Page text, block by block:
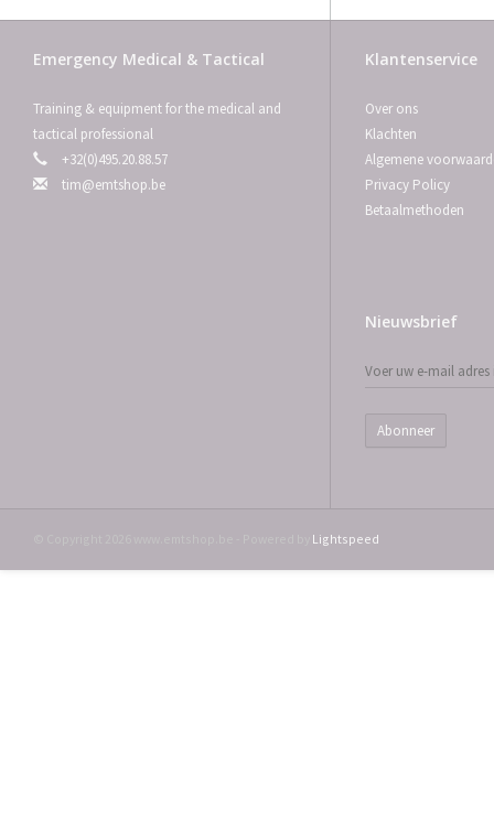
Emergency Medical & Tactical
Training & equipment for the medical and
tactical professional
+32(0)495.20.88.57
tim@emtshop.be
Klantenservice
Over ons
Klachten
Algemene
Privacy Policy
Betaalmethoden
Nieuwsbrief
Abonneer
Lightspeed